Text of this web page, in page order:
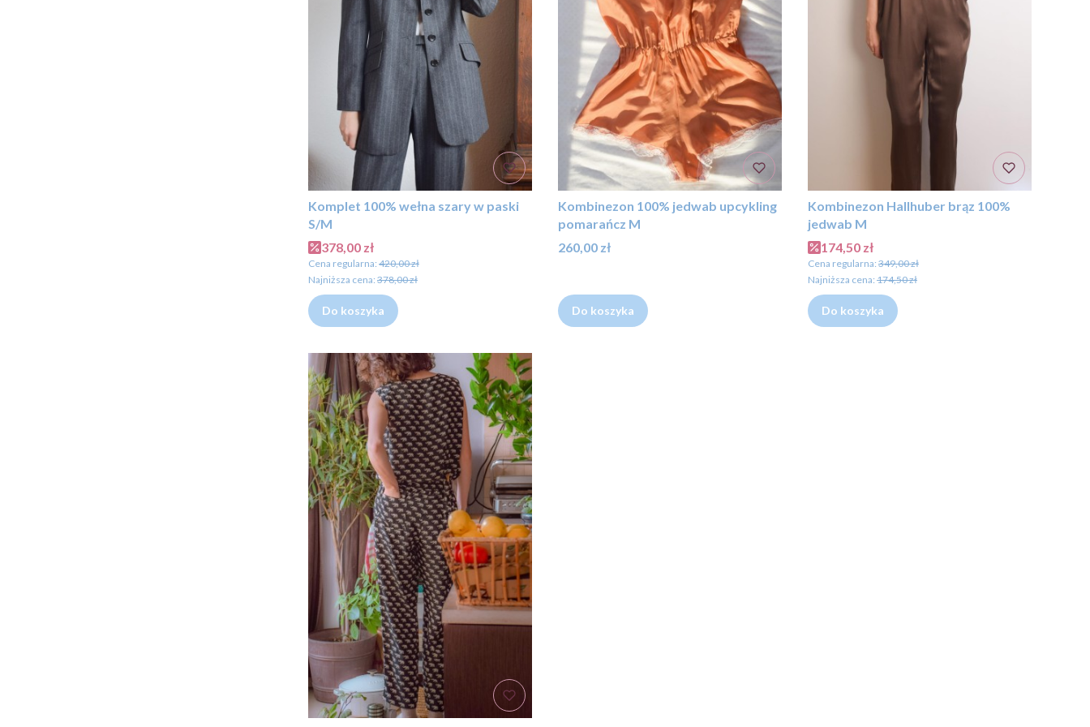
Komplet 100% wełna szary w paski
S/M
Cena promocyjna
378,00 zł
Cena regularna: 420,00 zł
Najniższa cena: 378,00 zł
Do koszyka
Kombinezon 100% jedwab upcykling
pomarańcz M
Cena
260,00 zł
Do koszyka
Kombinezon Hallhuber brąz 100%
jedwab M
Cena promocyjna
174,50 zł
Cena regularna: 349,00 zł
Najniższa cena: 174,50 zł
Do koszyka